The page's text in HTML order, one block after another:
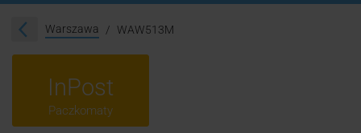
Śledzenie przesyłki
Warszawa WAW513M
InPost
Paczkomaty